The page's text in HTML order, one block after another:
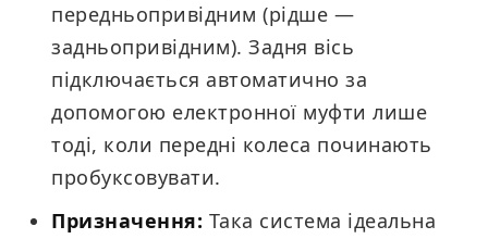
передньопривідним (рідше —
задньопривідним). Задня вісь
підключається автоматично за
допомогою електронної муфти лише
тоді, коли передні колеса починають
пробуксовувати.
Призначення: Така система ідеальна